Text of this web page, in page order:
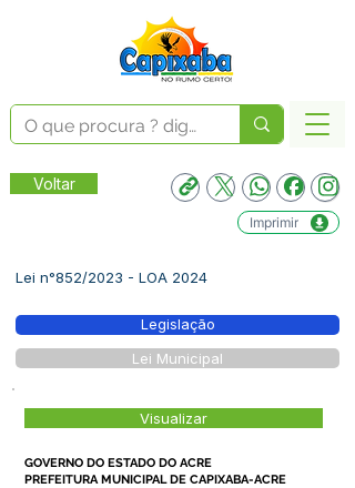
Voltar
Imprimir
Lei n°852/2023 - LOA 2024
Legislação
Lei Municipal
Visualizar
GOVERNO DO ESTADO DO ACRE
PREFEITURA MUNICIPAL DE CAPIXABA-ACRE